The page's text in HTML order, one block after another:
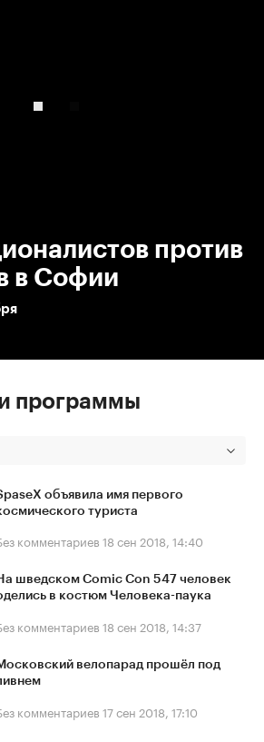
против
в Софии
программы
объявила имя первого
туриста
комментариев 18 сен 2018, 14:40
шведском Comic Con 547 человек
в костюм Человека-паука
комментариев 18 сен 2018, 14:37
велопарад прошёл под
комментариев 17 сен 2018, 17:10